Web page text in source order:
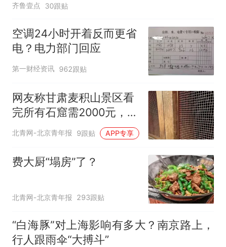
齐鲁壹点 30跟贴
空调24小时开着反而更省
电？电力部门回应
第一财经资讯 962跟贴
网友称甘肃麦积山景区看
完所有石窟需2000元，景
区：部分石窟受特别保
护，游客可按需买
北青网-北京青年报 9跟贴 APP专享
费大厨“塌房”了？
北青网-北京青年报 293跟贴
“白海豚”对上海影响有多大？南京路上，
行人跟雨伞“大搏斗”